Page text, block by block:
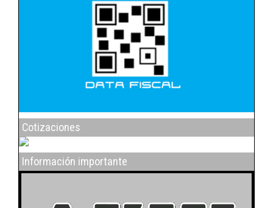
Cotizaciones
Información importante